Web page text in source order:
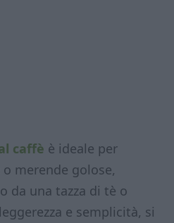
caffè è ideale per
merende golose,
da una tazza di tè o
e semplicità, si